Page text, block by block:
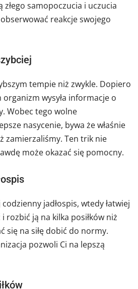
złego samopoczucia i uczucia
reakcje swojego
tempie niż zwykle. Dopiero
wysyła informacje o
Wobec tego wolne
nasycenie, bywa że właśnie
zamierzaliśmy. Ten trik nie
może okazać się pomocny.
jadłospis, wtedy łatwiej
rozbić ją na kilka posiłków niż
się na siłę dobić do normy.
pozwoli Ci na lepszą